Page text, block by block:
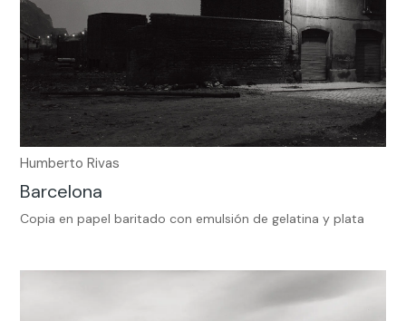
Humberto Rivas
Barcelona
Copia en papel baritado con emulsión de gelatina y plata